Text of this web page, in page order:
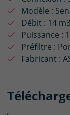
Modèle :
Débit : 14
Puissance :
Préfiltre :
Fabricant :